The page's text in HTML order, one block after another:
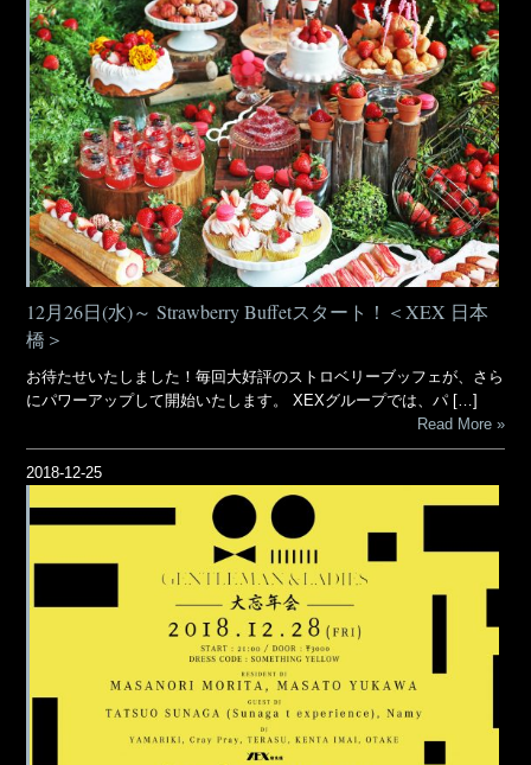
12月26日(水)～ Strawberry Buffetスタート！＜XEX 日本
橋＞
お待たせいたしました！毎回大好評のストロベリーブッフェが、さら
にパワーアップして開始いたします。 XEXグループでは、パ […]
Read More
2018-12-25